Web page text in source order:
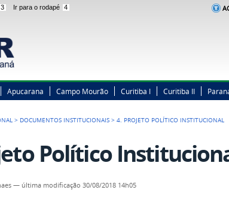
3 Ir para o rodapé 4
Apucarana Campo Mourão Curitiba I Curitiba II
> DOCUMENTOS INSTITUCIONAIS >4. PROJETO POLÍTICO INSTITUCIONAL
Político
— última modificação 30/08/2018 14h05